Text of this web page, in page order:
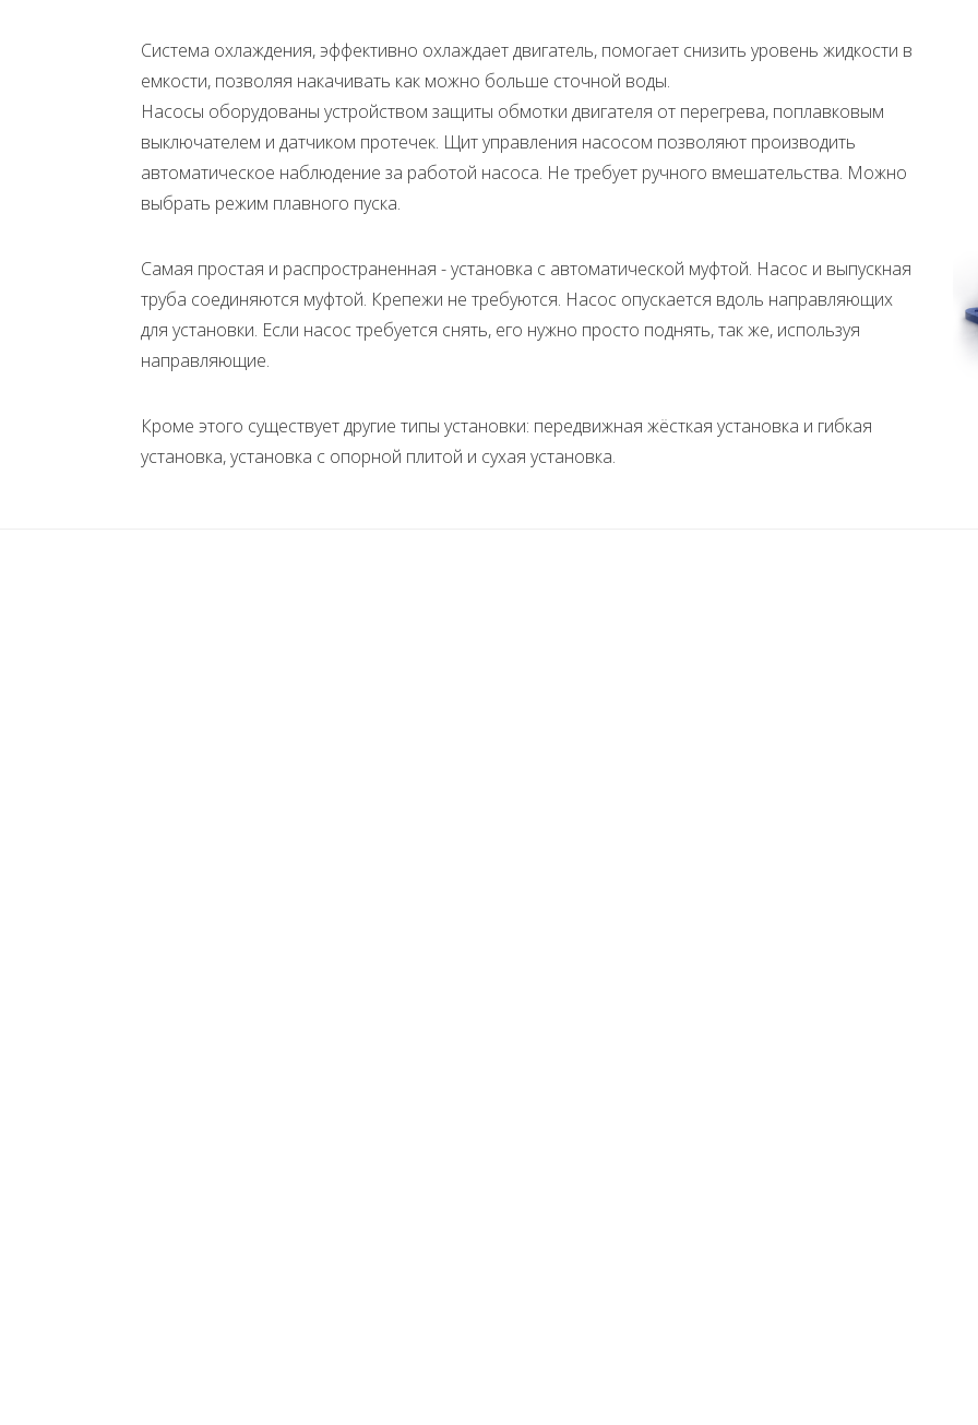
Система охлаждения, эффективно охлаждает двигатель, помогает снизить уровень жидкости в
емкости, позволяя накачивать как можно больше сточной воды.
Насосы оборудованы устройством защиты обмотки двигателя от перегрева, поплавковым
выключателем и датчиком протечек. Щит управления насосом позволяют производить
автоматическое наблюдение за работой насоса. Не требует ручного вмешательства. Можно
выбрать режим плавного пуска.
Самая простая и распространенная - установка с автоматической муфтой. Насос и выпускная
труба соединяются муфтой. Крепежи не требуются. Насос опускается вдоль направляющих
для установки. Если насос требуется снять, его нужно просто поднять, так же, используя
направляющие.
Кроме этого существует другие типы установки: передвижная жёсткая установка и гибкая
установка, установка с опорной плитой и сухая установка.